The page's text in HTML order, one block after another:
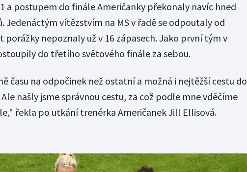
a postupem do finále Američanky překonaly navíc hned
Jedenáctým vítězstvím na MS v řadě se odpoutaly od
porážky nepoznaly už v 16 zápasech. Jako první tým v
do třetího světového finále za sebou.
času na odpočinek než ostatní a možná i nejtěžší cestu do
našly jsme správnou cestu, za což podle mne vděčíme
řekla po utkání trenérka Američanek Jill Ellisová.